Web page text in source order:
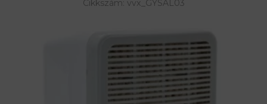
Cikkszám: vvx_GYSAL03